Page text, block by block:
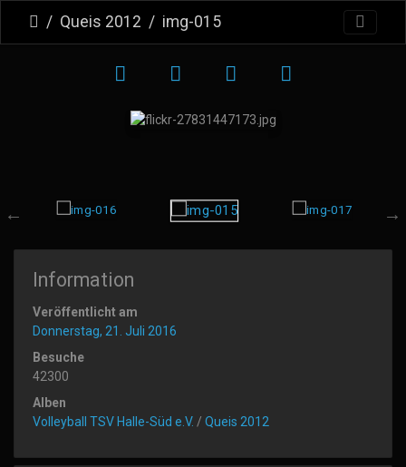
Queis 2012 img-015
Information
Veröffentlicht am
Donnerstag, 21. Juli 2016
Besuche
42300
Alben
Volleyball TSV Halle-Süd e.V. / Queis 2012